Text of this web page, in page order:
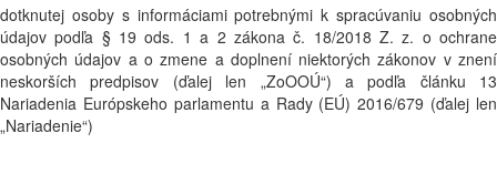
dotknutej osoby s informáciami potrebnými k spracúvaniu osobných
údajov podľa § 19 ods. 1 a 2 zákona č. 18/2018 Z. z. o ochrane
osobných údajov a o zmene a doplnení niektorých zákonov v znení
neskorších predpisov (ďalej len „ZoOOÚ“) a podľa článku 13
Nariadenia Európskeho parlamentu a Rady (EÚ) 2016/679 (ďalej len
„Nariadenie“)